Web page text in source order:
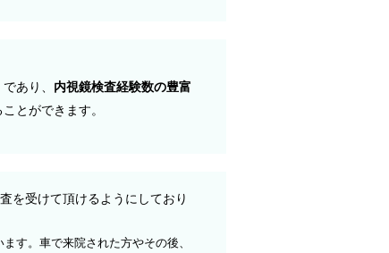
であり、 内視鏡検査経験数の豊富
とができます。
を受けて頂けるようにしており
す。車で来院された方やその後、